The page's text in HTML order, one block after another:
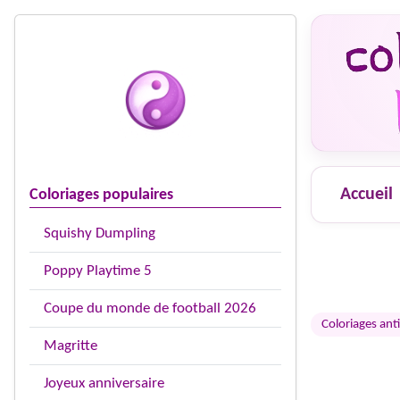
Coloriages populaires
Squishy Dumpling
Poppy Playtime 5
Coupe du monde de football 2026
Magritte
Joyeux anniversaire
Accueil
Coloriages